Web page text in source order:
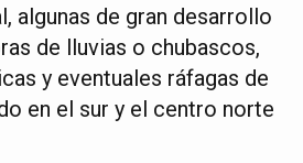
algunas de gran desarrollo
de lluvias o chubascos,
y eventuales ráfagas de
en el sur y el centro norte